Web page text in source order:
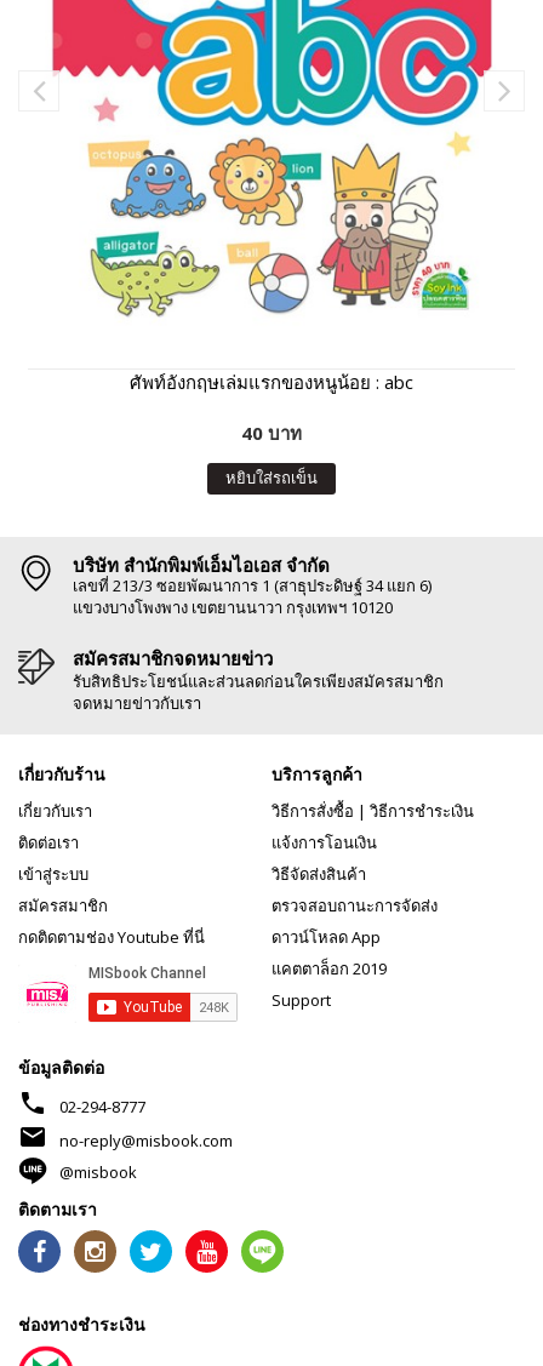
ศัพท์อังกฤษเล่มแรกของหนูน้อย : abc
40 บาท
หยิบใส่รถเข็น
บริษัท สำนักพิมพ์เอ็มไอเอส จำกัด
เลขที่ 213/3 ซอยพัฒนาการ 1 (สาธุประดิษฐ์ 34 แยก 6)
แขวงบางโพงพาง เขตยานนาวา กรุงเทพฯ 10120
สมัครสมาชิกจดหมายข่าว
รับสิทธิประโยชน์และส่วนลดก่อนใครเพียงสมัครสมาชิก
จดหมายข่าวกับเรา
เกี่ยวกับร้าน
เกี่ยวกับเรา
ติดต่อเรา
เข้าสู่ระบบ
สมัครสมาชิก
กดติดตามช่อง Youtube ที่นี่
บริการลูกค้า
วิธีการสั่งซื้อ | วิธีการชำระเงิน
แจ้งการโอนเงิน
วิธีจัดส่งสินค้า
ตรวจสอบถานะการจัดส่ง
ดาวน์โหลด App
แคตตาล็อก 2019
Support
ข้อมูลติดต่อ
phone 02-294-8777
mail
no-reply@misbook.com
@misbook
ติดตามเรา
ช่องทางชำระเงิน